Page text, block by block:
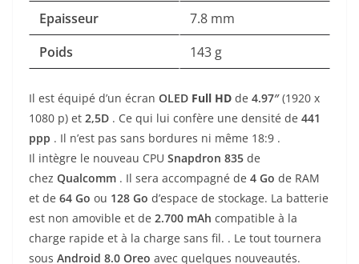
Epaisseur
7.8 mm
Poids
143 g
Il est équipé d’un écran OLED Full HD de 4.97″(1920 x
1080 p) et 2,5D . Ce qui lui confère une densité de 441
ppp . Il n’est pas sans bordures ni même 18:9 .
Il intègre le nouveau CPU Snapdron 835 de
chez Qualcomm . Il sera accompagné de 4 Go de RAM
et de 64 Go ou 128 Go d’espace de stockage. La batterie
est non amovible et de 2.700 mAh compatible à la
charge rapide et à la charge sans fil. . Le tout tournera
sous Android 8.0 Oreo avec quelques nouveautés.